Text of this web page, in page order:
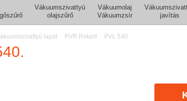
Vákuumszivattyú
olajszűrő
Vákuumolaj
Vákuumzsír
javítás
lapát PVR Rotant PVL 540.